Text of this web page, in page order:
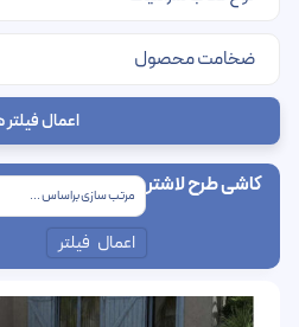
اعمال فیلتر ها
کاشی طرح لاشتر
اعمال فیلتر